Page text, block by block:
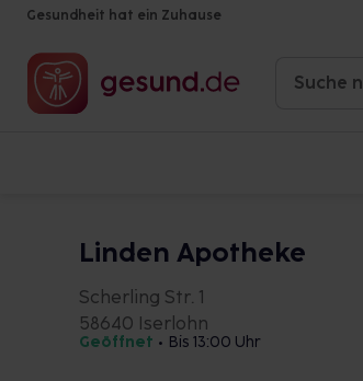
Gesundheit hat ein Zuhause
Linden Apotheke
Scherling Str. 1
58640 Iserlohn
Geöffnet • Bis 13:00 Uhr